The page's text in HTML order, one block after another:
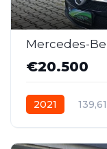
€20.500
2021